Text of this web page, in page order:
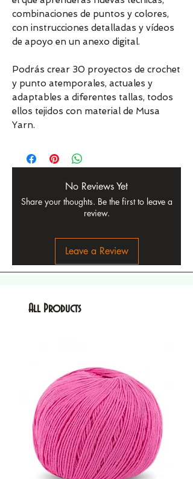
combinaciones de puntos y colores,
con instrucciones detalladas y vídeos
de apoyo en un anexo digital.
Podrás crear 30 proyectos de crochet
y punto atemporales, actuales y
adaptables a diferentes tallas, todos
ellos tejidos con material de Musa
Yarn.
No Reviews Yet
Share your thoughts. Be the first to leave a
review.
Leave a Review
All Products